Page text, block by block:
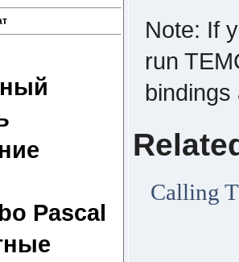
Pascal
Note: If
run
bindings
Calling